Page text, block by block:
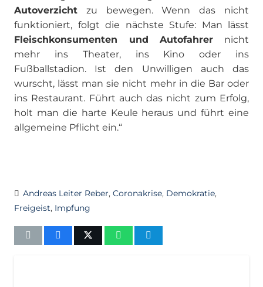
Autoverzicht zu bewegen. Wenn das nicht
funktioniert, folgt die nächste Stufe: Man lässt
Fleischkonsumenten und Autofahrer nicht
mehr ins Theater, ins Kino oder ins
Fußballstadion. Ist den Unwilligen auch das
wurscht, lässt man sie nicht mehr in die Bar oder
ins Restaurant. Führt auch das nicht zum Erfolg,
holt man die harte Keule heraus und führt eine
allgemeine Pflicht ein.“
Andreas Leiter Reber, Coronakrise, Demokratie,
Freigeist, Impfung